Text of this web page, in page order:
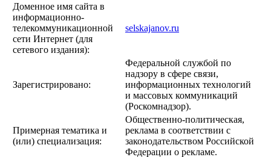
Доменное имя сайта в
информационно-
телекоммуникационной
сети Интернет (для
сетевого издания):
selskajanov.ru
Зарегистрировано:
Федеральной службой по
надзору в сфере связи,
информационных технологий
и массовых коммуникаций
(Роскомнадзор).
Примерная тематика и
(или) специализация:
Общественно-политическая,
реклама в соответствии с
законодательством Российской
Федерации о рекламе.